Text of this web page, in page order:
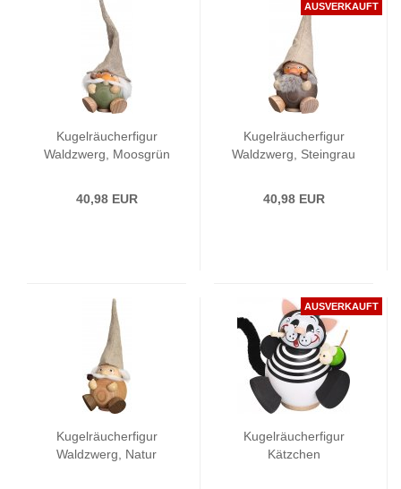
Kugelräucherfigur
Waldzwerg, Moosgrün
40,98 EUR
AUSVERKAUFT
Kugelräucherfigur
Waldzwerg, Steingrau
40,98 EUR
Kugelräucherfigur
Waldzwerg, Natur
AUSVERKAUFT
Kugelräucherfigur
Kätzchen